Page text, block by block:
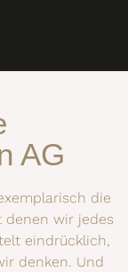
AG
die
denen wir jedes
eindrücklich,
denken. Und